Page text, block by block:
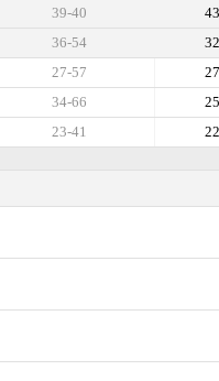
43
39-40
32
36-54
27
27-57
25
34-66
22
23-41